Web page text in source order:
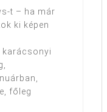
t – ha már
ki képen
karácsonyi
főleg